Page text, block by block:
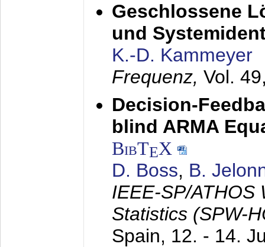
Geschlossene
und
K.-D. Kammeyer
Frequenz, Vol.
Decision-
blind ARMA
BibTEX
D. Boss, B.
IEEE-SP/ATHOS
Statistics (SPW-
Spain, 12. - 14.